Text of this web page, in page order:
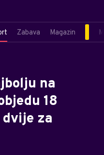
Zabava Magazin
na
18
za